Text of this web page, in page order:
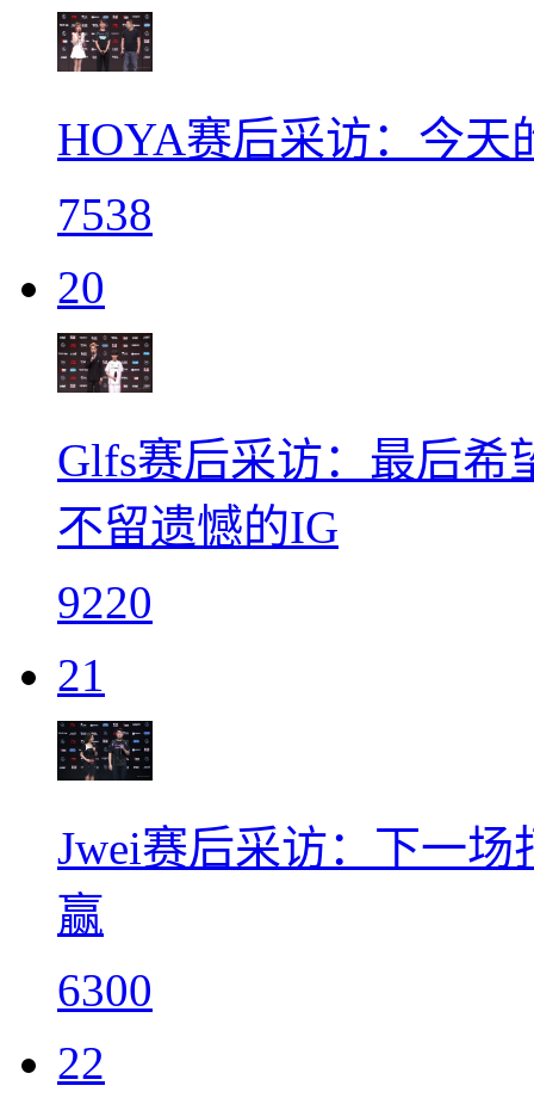
HOYA赛后采访：今天
7538
20
Glfs赛后采访：最后希
不留遗憾的IG
9220
21
Jwei赛后采访：下一
赢
6300
22